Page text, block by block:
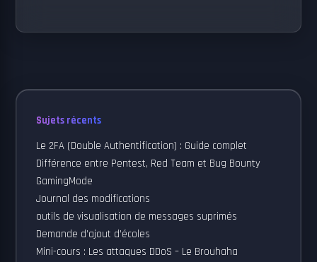
Sujets récents
Le 2FA (Double Authentification) : Guide complet
Différence entre Pentest, Red Team et Bug Bounty
GamingMode
Journal des modifications
outils de visualisation de messages suprimés
Demande d’ajout d’écoles
Mini-cours : Les attaques DDoS – Le Brouhaha